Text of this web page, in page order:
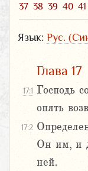
37 38 39 40 41
Язык: Рус.
Глава 17
17:1 Господь
опять
17:2
Он им, и
ней.